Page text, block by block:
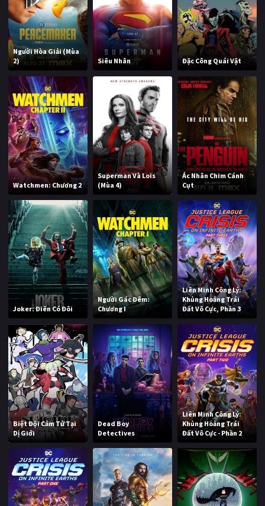
Người Hòa Giải (Mùa
2)
Siêu Nhân Đặc Công Quái Vật
Watchmen: Chương 2
Superman Và Lois
(Mùa 4)
Ác Nhân Chim Cánh
Cụt
Joker: Điên Có Đôi
Người Gác Đêm:
Chương I
Liên Minh Công Lý:
Khủng Hoảng Trái
Đất Vô Cực, Phần 3
Biệt Đội Cảm Tử Tại
Dị Giới
Dead Boy
Detectives
Liên Minh Công Lý:
Khủng Hoảng Trái
Đất Vô Cực - Phần 2